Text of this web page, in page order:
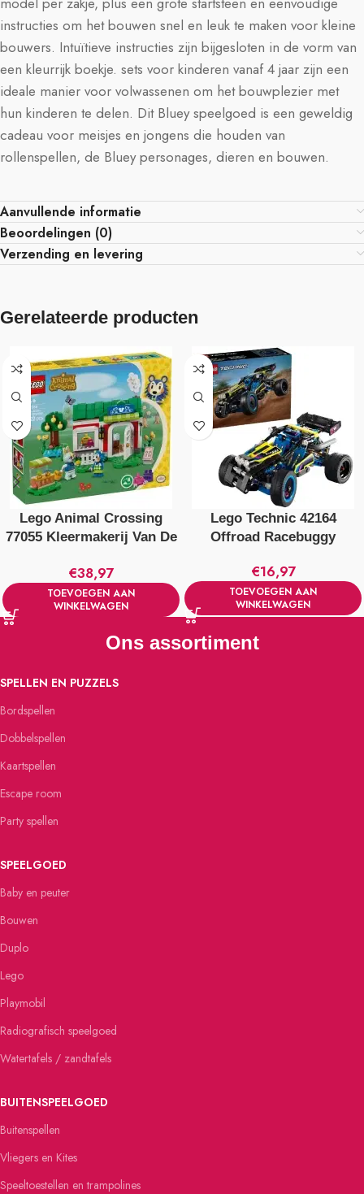
instructies om het bouwen snel en leuk te maken voor kleine
bouwers. Intuïtieve instructies zijn bijgesloten in de vorm van
een kleurrijk boekje. sets voor kinderen vanaf 4 jaar zijn een
ideale manier voor volwassenen om het bouwplezier met
hun kinderen te delen. Dit Bluey speelgoed is een geweldig
cadeau voor meisjes en jongens die houden van
rollenspellen, de Bluey personages, dieren en bouwen.
Aanvullende informatie
Beoordelingen (0)
Verzending en levering
Gerelateerde producten
Lego Animal Crossing
77055 Kleermakerij Van De
€38,97
TOEVOEGEN AAN
WINKELWAGEN
Lego Technic 42164
Offroad Racebuggy
€16,97
TOEVOEGEN AAN
WINKELWAGEN
Ons assortiment
SPELLEN EN PUZZELS
Bordspellen
Dobbelspellen
Kaartspellen
Escape room
Party spellen
SPEELGOED
Baby en peuter
Bouwen
Duplo
Lego
Playmobil
Radiografisch speelgoed
Watertafels / zandtafels
BUITENSPEELGOED
Buitenspellen
Vliegers en Kites
Speeltoestellen en trampolines